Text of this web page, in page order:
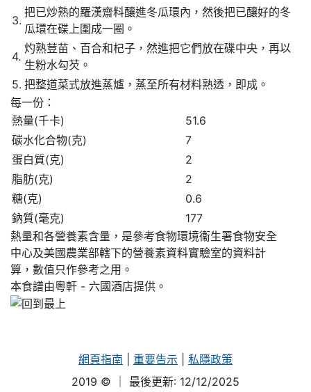
3.
把已炒熟的羅漢齋料釀進冬瓜環內，然後把已釀好的冬
瓜環在碟上圍成一圈。
4.
灼熟荳苗、百合和杞子，然進把它們放在碟中央，再以
生粉水勾芡。
5. 把整道菜式放進蒸爐，蒸至所有材料熟透，即成。
每一份：
熱量(千卡)
51.6
碳水化合物(克)
7
蛋白質(克)
2
脂肪(克)
2
糖(克)
0.6
鈉質(毫克)
177
熱量和各營養素含量，是參考食物環境衞生署食物安全
中心及美國農業部轄下的營養素資料實驗室的資料計
算，數值只作參考之用。
本食譜由粵軒 - 六國酒店提供。
網頁指南 重要告示
私隱政策
2019 © ｜ 最後更新: 12/12/2025